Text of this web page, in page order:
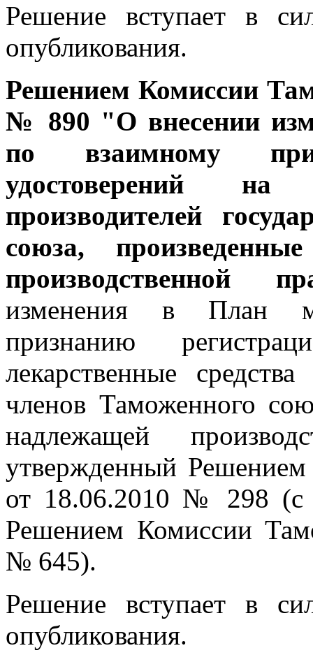
Решение вступает в
опубликования.
Решением Комиссии
№ 890 "О внесении
по взаимному
удостоверений на
производителей
союза,
производственной
изменения в План
признанию
лекарственные
членов Таможенного
надлежащей
утвержденный
от 18.06.2010 № 298 (с
Решением Комиссии
№ 645).
Решение вступает в
опубликования.